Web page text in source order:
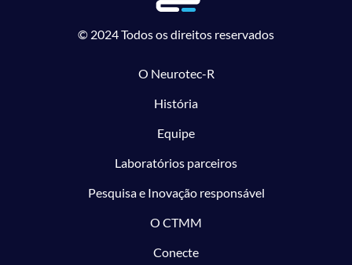
© 2024 Todos os direitos reservados
O Neurotec-R
História
Equipe
Laboratórios parceiros
Pesquisa e Inovação responsável
O CTMM
Conecte